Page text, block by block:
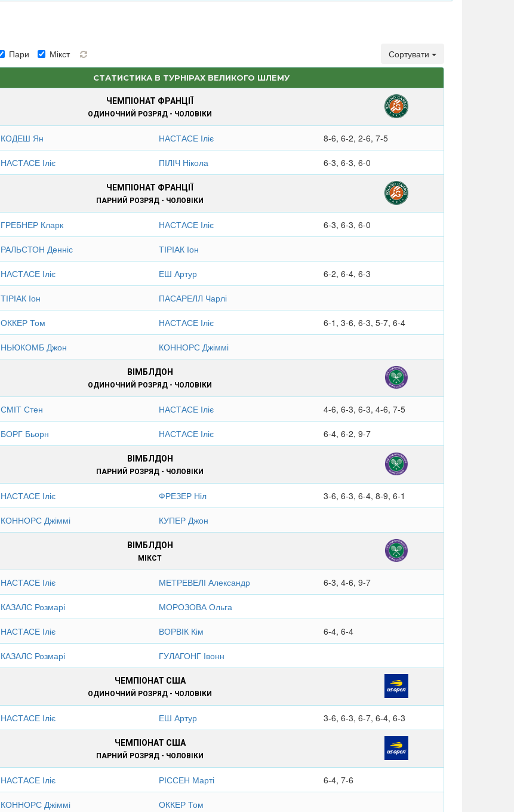
Пари Мікст Сортувати
СТАТИСТИКА В ТУРНІРАХ ВЕЛИКОГО ШЛЕМУ
ЧЕМПІОНАТ ФРАНЦІЇ
ОДИНОЧНИЙ РОЗРЯД - ЧОЛОВІКИ
КОДЕШ Ян НАСТАСЕ Іліє 8-6, 6-2, 2-6, 7-5
НАСТАСЕ Іліє ПІЛІЧ Нікола 6-3, 6-3, 6-0
ЧЕМПІОНАТ ФРАНЦІЇ
ПАРНИЙ РОЗРЯД - ЧОЛОВІКИ
ГРЕБНЕР Кларк НАСТАСЕ Іліє 6-3, 6-3, 6-0
РАЛЬСТОН Денніс ТІРІАК Іон
НАСТАСЕ Іліє ЕШ Артур 6-2, 6-4, 6-3
ТІРІАК Іон ПАСАРЕЛЛ Чарлі
ОККЕР Том НАСТАСЕ Іліє 6-1, 3-6, 6-3, 5-7, 6-4
НЬЮКОМБ Джон КОННОРС Джіммі
ВІМБЛДОН
ОДИНОЧНИЙ РОЗРЯД - ЧОЛОВІКИ
СМІТ Стен НАСТАСЕ Іліє 4-6, 6-3, 6-3, 4-6, 7-5
БОРГ Бьорн НАСТАСЕ Іліє 6-4, 6-2, 9-7
ВІМБЛДОН
ПАРНИЙ РОЗРЯД - ЧОЛОВІКИ
НАСТАСЕ Іліє ФРЕЗЕР Ніл 3-6, 6-3, 6-4, 8-9, 6-1
КОННОРС Джіммі КУПЕР Джон
ВІМБЛДОН
МІКСТ
НАСТАСЕ Іліє МЕТРЕВЕЛІ Александр 6-3, 4-6, 9-7
КАЗАЛС Розмарі МОРОЗОВА Ольга
НАСТАСЕ Іліє ВОРВІК Кім 6-4, 6-4
КАЗАЛС Розмарі ГУЛАГОНГ Івонн
ЧЕМПІОНАТ США
ОДИНОЧНИЙ РОЗРЯД - ЧОЛОВІКИ
НАСТАСЕ Іліє ЕШ Артур 3-6, 6-3, 6-7, 6-4, 6-3
ЧЕМПІОНАТ США
ПАРНИЙ РОЗРЯД - ЧОЛОВІКИ
НАСТАСЕ Іліє РІССЕН Марті 6-4, 7-6
КОННОРС Джіммі ОККЕР Том